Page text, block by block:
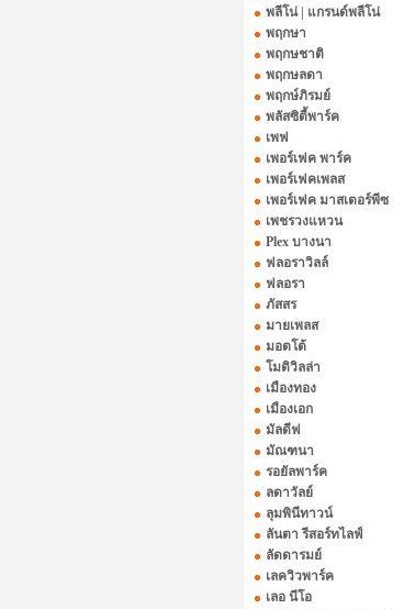
พลีโน่ | แกรนด์พลีโน่
พฤกษา
พฤกษชาติ
พฤกษลดา
พฤกษ์ภิรมย์
พลัสซิตี้พาร์ค
เพฟ
เพอร์เฟค พาร์ค
เพอร์เฟคเพลส
เพอร์เฟค มาสเตอร์พีซ
เพชรวงแหวน
Plex บางนา
ฟลอราวิลล์
ฟลอรา
ภัสสร
มายเพลส
มอตโต้
โมดิวิลล่า
เมืองทอง
เมืองเอก
มัลดีฟ
มัณฑนา
รอยัลพาร์ค
ลดาวัลย์
ลุมพินีทาวน์
ลันตา รีสอร์ทไลฟ์
ลัดดารมย์
เลควิวพาร์ค
เลอ นีโอ